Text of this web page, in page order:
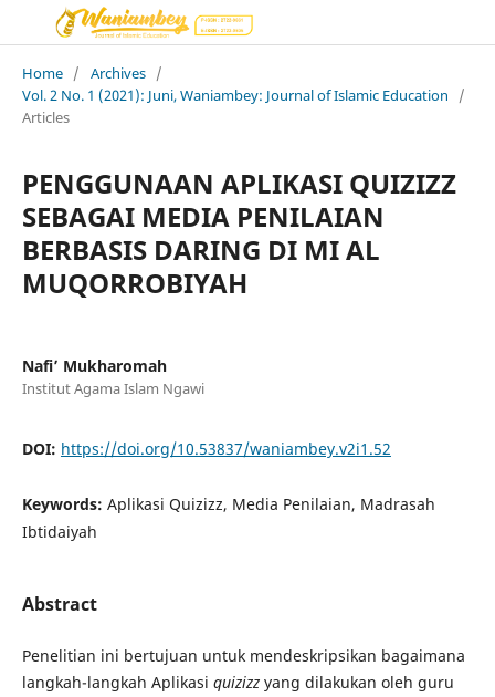
Home / Archives /
Vol. 2 No. 1 (2021): Juni, Waniambey: Journal of Islamic Education
/
Articles
PENGGUNAAN APLIKASI QUIZIZZ
SEBAGAI MEDIA PENILAIAN
BERBASIS DARING DI MI AL
MUQORROBIYAH
Nafi’ Mukharomah
Institut Agama Islam Ngawi
DOI: https://doi.org/10.53837/waniambey.v2i1.52
Keywords: Aplikasi Quizizz, Media Penilaian, Madrasah
Ibtidaiyah
Abstract
Penelitian ini bertujuan untuk mendeskripsikan bagaimana
langkah-langkah Aplikasi quizizzyang dilakukan oleh guru